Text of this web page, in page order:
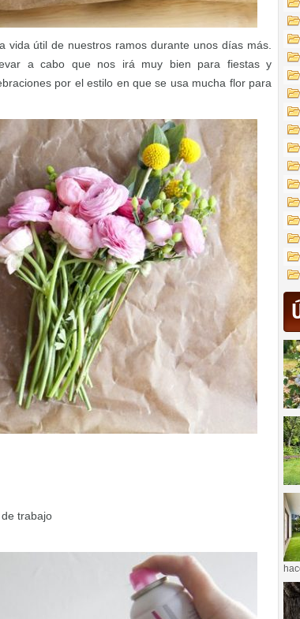
vida útil de nuestros ramos durante unos días más.
a cabo que nos irá muy bien para fiestas y
por el estilo en que se usa mucha flor para
trabajo